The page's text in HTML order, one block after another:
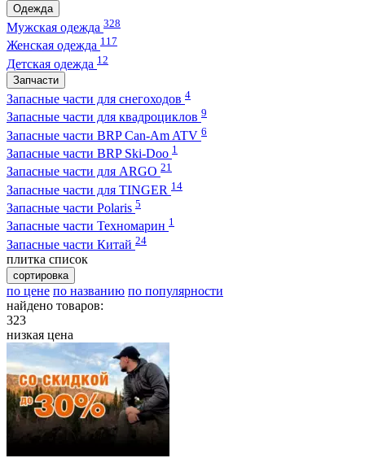
Одежда
Мужская одежда 328
Женская одежда 117
Детская одежда 12
Запчасти
Запасные части для снегоходов 4
Запасные части для квадроциклов 9
Запасные части BRP Can-Am ATV 6
Запасные части BRP Ski-Doo 1
Запасные части для ARGO 21
Запасные части для TINGER 14
Запасные части Polaris 5
Запасные части Техномарин 1
Запасные части Китай 24
плитка список
сортировка
по цене по названию по популярности
найдено товаров:
323
низкая цена